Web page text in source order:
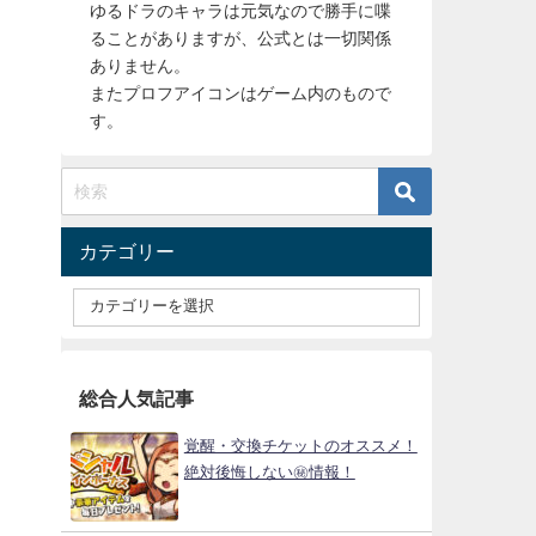
ゆるドラのキャラは元気なので勝手に喋
ることがありますが、公式とは一切関係
ありません。
またプロフアイコンはゲーム内のもので
す。
カテゴリー
総合人気記事
覚醒・交換チケットのオススメ！
絶対後悔しない㊙情報！